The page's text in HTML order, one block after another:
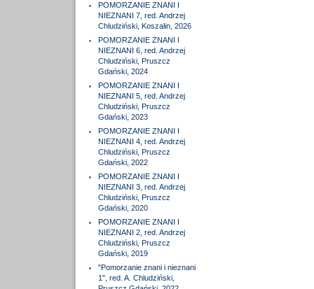
POMORZANIE ZNANI I
NIEZNANI 7, red. Andrzej
Chludziński, Koszalin, 2026
POMORZANIE ZNANI I
NIEZNANI 6, red. Andrzej
Chludziński, Pruszcz
Gdański, 2024
POMORZANIE ZNANI I
NIEZNANI 5, red. Andrzej
Chludziński, Pruszcz
Gdański, 2023
POMORZANIE ZNANI I
NIEZNANI 4, red. Andrzej
Chludziński, Pruszcz
Gdański, 2022
POMORZANIE ZNANI I
NIEZNANI 3, red. Andrzej
Chludziński, Pruszcz
Gdański, 2020
POMORZANIE ZNANI I
NIEZNANI 2, red. Andrzej
Chludziński, Pruszcz
Gdański, 2019
"Pomorzanie znani i nieznani
1", red. A. Chludziński,